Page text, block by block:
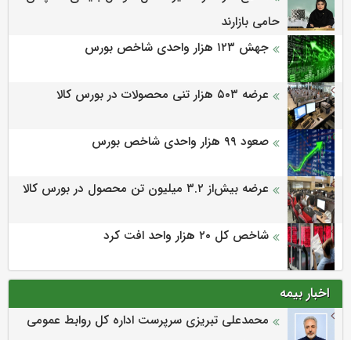
حامی بازارند
جهش ۱۲۳ هزار واحدی شاخص بورس
عرضه ۵۰۳ هزار تنی محصولات در بورس کالا
صعود ۹۹ هزار واحدی شاخص بورس
عرضه بیش‌از ۳.۲ میلیون تن محصول در بورس کالا
شاخص کل ۲۰ هزار واحد افت کرد
اخبار بیمه
محمدعلی تبریزی سرپرست اداره كل روابط عمومی